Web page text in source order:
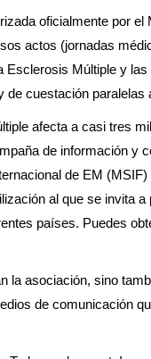
oficialmente por
actos (jornadas
Múltiple y
cuestación
afecta a casi tres
de información y
de EM
al que se invita
países. Puedes
la asociación, sino
de comunicación